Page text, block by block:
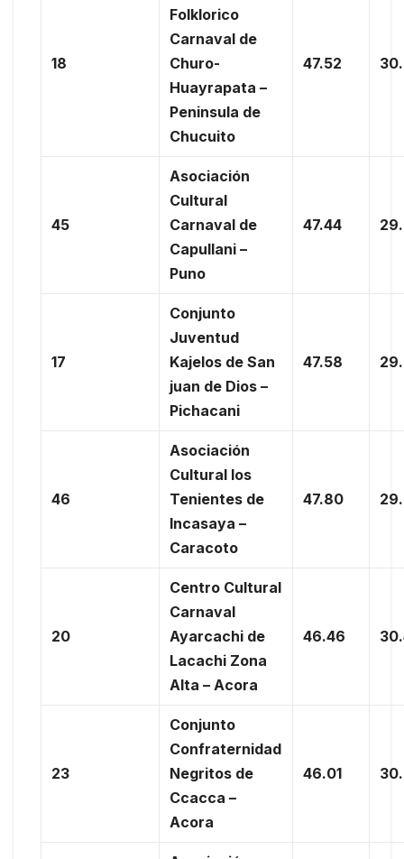
18
Folklorico
Carnaval de
Churo-
Huayrapata –
Peninsula de
Chucuito
47.52
45
Asociación
Cultural
Carnaval de
Capullani –
Puno
47.44
17
Conjunto
Juventud
Kajelos de San
juan de Dios –
Pichacani
47.58
46
Asociación
Cultural los
Tenientes de
Incasaya –
Caracoto
47.80
20
Centro Cultural
Carnaval
Ayarcachi de
Lacachi Zona
Alta – Acora
46.46
23
Conjunto
Confraternidad
Negritos de
Ccacca –
Acora
46.01